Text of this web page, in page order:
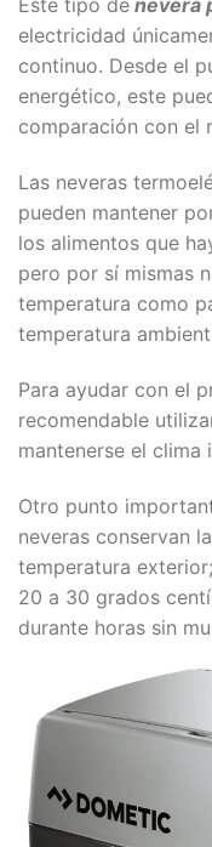
Este tipo de nevera
electricidad
continuo. Desde el
energético, este
comparación con el
Las neveras
pueden mantener
los alimentos que
pero por sí mismas
temperatura como
temperatura
Para ayudar con el
recomendable
mantenerse el clima
Otro punto
neveras conservan
temperatura
20 a 30 grados
durante horas sin